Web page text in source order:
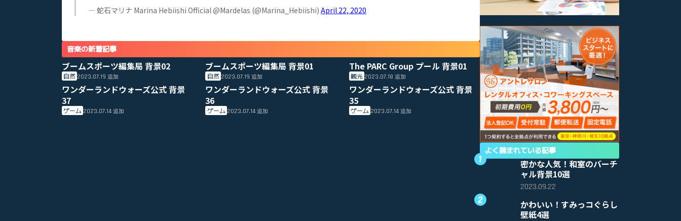
— 蛇石マリナ Marina Hebiishi Official @Mardelas (@Marina_Hebiishi) April 22, 2020
音楽の新着記事
ブームスポーツ編集局 背景02
自然 2023.07.19追加
ブームスポーツ編集局 背景01
自然 2023.07.19 追加
The PARC Group プール 背景01
観光 2023.07.18追加
ワンダーランドウォーズ公式 背景
37
ゲーム 2023.07.14追加
ワンダーランドウォーズ公式 背景
36
ゲーム 2023.07.14 追加
ワンダーランドウォーズ公式 背景
35
ゲーム 2023.07.14追加
よく読まれている記事
密かな人気！和室のバーチ
ャル背景10選
2023.09.22
かわいい！すみっコぐらし
壁紙4選